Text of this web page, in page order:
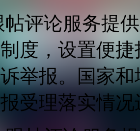
帖评论服务提
度，设置便
举报。国家
受理落实情